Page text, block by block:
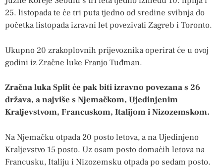
25. listopada te će tri puta tjedno od sredine svibnja do
početka listopada izravni let povezivati Zagreb i Toronto.
Ukupno 20 zrakoplovnih prijevoznika operirat će u ovoj
godini iz Zračne luke Franjo Tuđman.
Zračna luka Split će pak biti izravno povezana s 26
država, a najviše s Njemačkom, Ujedinjenim
Kraljevstvom, Francuskom, Italijom i Nizozemskom.
Na Njemačku otpada 20 posto letova, a na Ujedinjeno
Kraljevstvo 15 posto. Uz osam posto domaćih letova na
Francusku, Italiju i Nizozemsku otpada po sedam posto.